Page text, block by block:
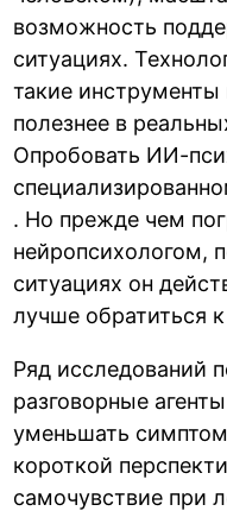
возможность
ситуациях.
такие инструменты
полезнее в
Опробовать ИИ-
. Но прежде чем
нейропсихологом,
ситуациях он
лучше обратиться
Ряд исследований
разговорные
уменьшать
короткой
самочувствие при